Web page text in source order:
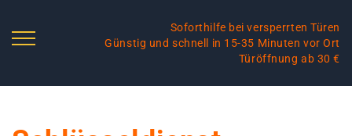
Soforthilfe bei versperrten Türen
Günstig und schnell in 15-35 Minuten vor Ort
Türöffnung ab 30 €